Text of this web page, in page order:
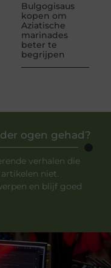
Bulgogisaus
kopen om
Aziatische
marinades
beter te
begrijpen
ogen gehad?
verhalen die
niet.
en blijf goed